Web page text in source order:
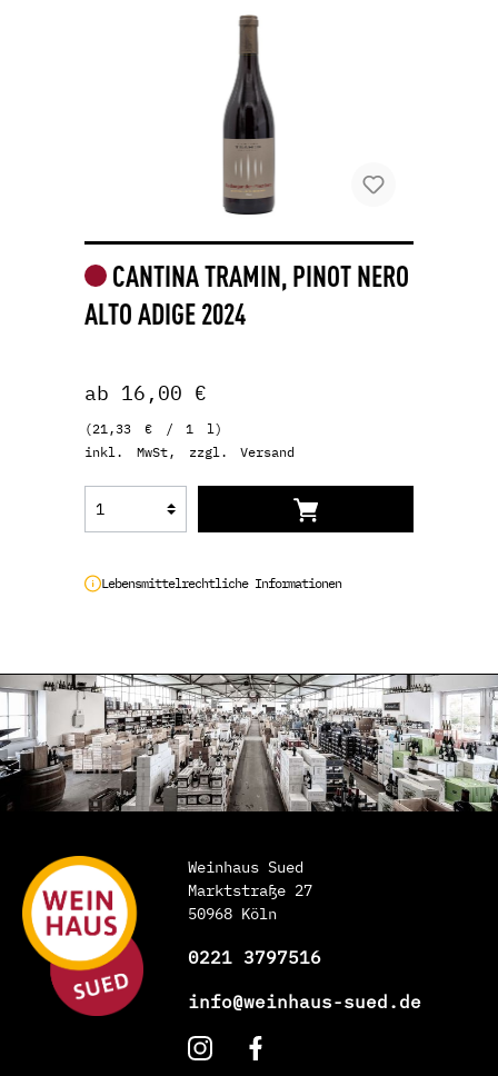
CANTINA TRAMIN, PINOT NERO
ALTO ADIGE 2024
ab 16,00 €
(21,33 € / 1 l)
inkl. MwSt, zzgl. Versand
Lebensmittelrechtliche Informationen
Weinhaus Sued
Marktstraße 27
50968 Köln
0221 3797516
info@weinhaus-sued.de